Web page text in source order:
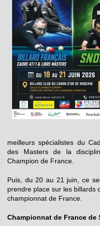
meilleurs spécialistes du
des Masters de la
Champion de France.
Puis, du 20 au 21 juin, ce
prendre place sur les billards
championnat de France.
Championnat de France de